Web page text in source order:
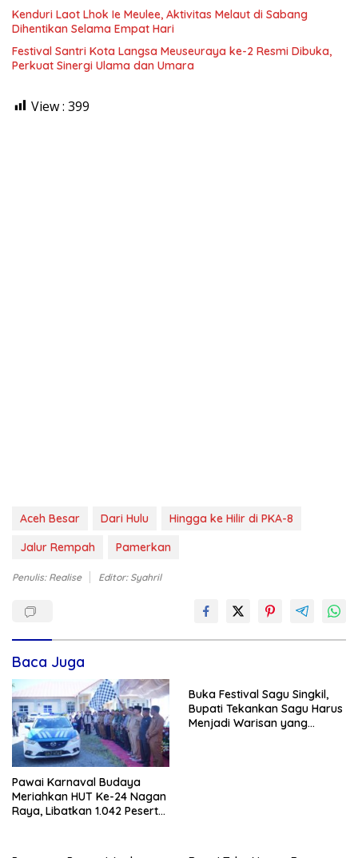
Kenduri Laot Lhok Ie Meulee, Aktivitas Melaut di Sabang
Dihentikan Selama Empat Hari
Festival Santri Kota Langsa Meuseuraya ke-2 Resmi Dibuka,
Perkuat Sinergi Ulama dan Umara
View : 399
Aceh Besar Dari Hulu
Hingga ke Hilir di PKA-8
Jalur Rempah
Pamerkan
Penulis: Realise Editor: Syahril
Baca Juga
Pawai Karnaval Budaya
Meriahkan HUT Ke-24 Nagan
Raya, Libatkan 1.042 Peserta
Buka Festival Sagu Singkil,
Bupati Tekankan Sagu Harus
Menjadi Warisan yang